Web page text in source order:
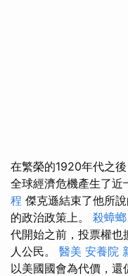
在繁榮的1920年代之
全球經濟危機產生了近
程 傑克遜結束了他所
的政治政策上。 殺蟑螂
代開始之前，投票權也
人公民。 醫美 安養院
以美國國會為代價，還